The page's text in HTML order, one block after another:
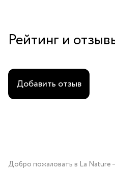
Рейтинг и
Добавить отзыв
Добро пожаловать в La Nature